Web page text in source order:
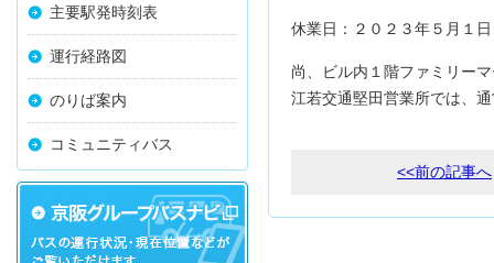
主要駅発時刻表
運行経路図
のりば案内
コミュニティバス
休業日：２０２３年５月１
尚、ビル内１階ファミリー
江若交通堅田営業所では、
<<前の記事へ